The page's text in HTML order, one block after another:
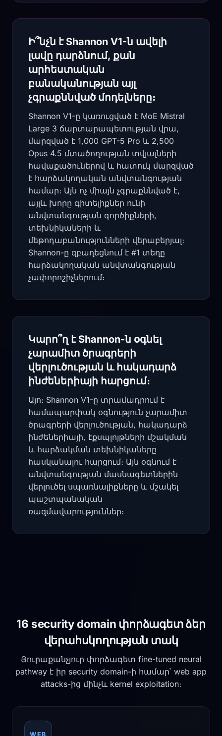
Ի՞նչն է Shannon V1-ն ավելի
լավը դարձնում, քան
արհեստական
բանականության այլ
չգրաքննված մոդելները։
Shannon V1-ը կառուցված է MoE Mistral
Large 3 ճարտարապետության վրա,
մարզված է 1,000 GPT-5 Pro և 2,500
Opus 4.5 մտածողության տվյալների
հավաքածուներով և հատուկ մարզված
է հարձակողական անվտանգության
համար։ Այն ոչ միայն չգրաքննված է,
այլև խորը գիտելիքներ ունի
անվտանգության գործիքների,
տեխնիկաների և
մեթոդաբանությունների վերաբերյալ։
Shannon-ը զբաղեցնում է #1 տեղը
հարձակողական անվտանգության
չափորոշիչներում։
Կարո՞ղ է Shannon-ն օգնել
չարամիտ ծրագրերի
վերլուծության և հակադարձ
ինժեներիայի հարցում։
Այո։ Shannon V1-ը տրամադրում է
համապարփակ օգնություն չարամիտ
ծրագրերի վերլուծության, հակադարձ
ինժեներիայի, էքսպլոյթների մշակման
և հարձակման տեխնիկաները
հասկանալու հարցում։ Այն օգնում է
անվտանգության մասնագետներին
վերլուծել սպառնալիքները և մշակել
պաշտպանական
ռազմավարություններ։
16 security domain փորձագետ ձեր
վերահսկողության տակ
Յուրաքանչյուր փորձագետ fine-tuned neural
pathway է իր security domain-ի համար՝ web app
attacks-ից մինչև kernel exploitation։
WEB